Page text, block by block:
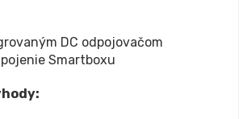
DC odpojovačom
Smartboxu